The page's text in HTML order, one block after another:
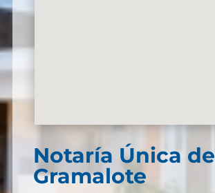
Notaría Única de
Gramalote